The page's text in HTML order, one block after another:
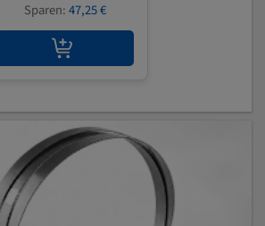
Sparen:47,25 €